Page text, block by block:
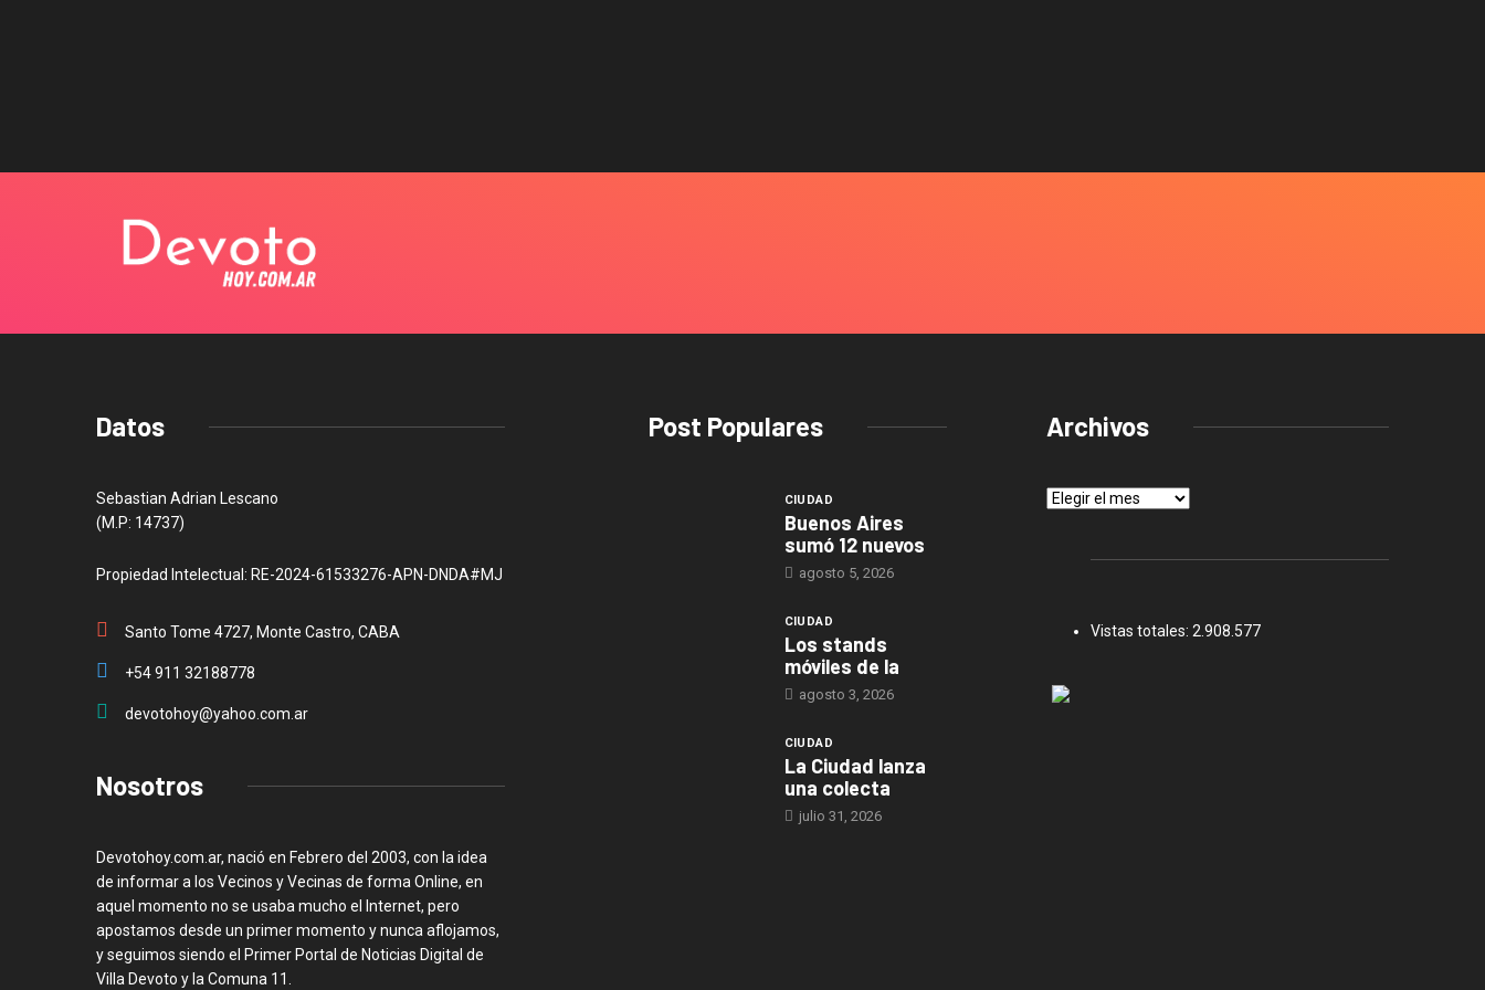
Datos
Sebastian Adrian Lescano
(M.P: 14737)
Propiedad Intelectual: RE-2024-61533276-APN-DNDA#MJ
Santo Tome 4727, Monte Castro, CABA
+54 911 32188778
devotohoy@yahoo.com.ar
Nosotros
Devotohoy.com.ar, nació en Febrero del 2003, con la idea
de informar a los Vecinos y Vecinas de forma Online, en
aquel momento no se usaba mucho el Internet, pero
apostamos desde un primer momento y nunca aflojamos,
y seguimos siendo el Primer Portal de Noticias Digital de
Villa Devoto y la Comuna 11.
Post Populares
CIUDAD
Buenos Aires
sumó 12 nuevos
agosto 5, 2026
CIUDAD
Los stands
móviles de la
agosto 3, 2026
CIUDAD
La Ciudad lanza
una colecta
julio 31, 2026
Archivos
Archivos
Vistas totales: 2.908.577